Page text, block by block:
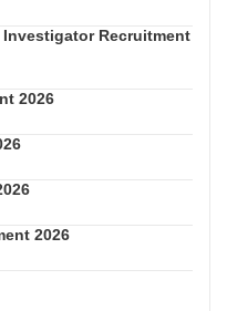
Recruitment
2026
2026